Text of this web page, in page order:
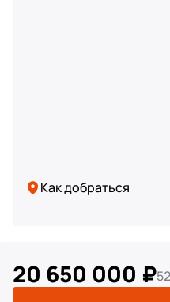
здания отапливаются
центрально
Как добраться
20 650 000 ₽